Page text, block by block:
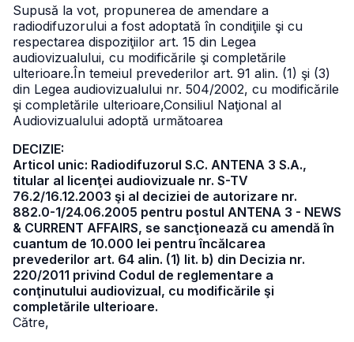
Supusă la vot, propunerea de amendare a
radiodifuzorului a fost adoptată în condiţiile şi cu
respectarea dispoziţiilor art. 15 din Legea
audiovizualului, cu modificările şi completările
ulterioare.În temeiul prevederilor art. 91 alin. (1) şi (3)
din Legea audiovizualului nr. 504/2002, cu modificările
şi completările ulterioare,Consiliul Naţional al
Audiovizualului adoptă următoarea
DECIZIE:
Articol unic: Radiodifuzorul S.C. ANTENA 3 S.A.,
titular al licenţei audiovizuale nr. S-TV
76.2/16.12.2003 şi al deciziei de autorizare nr.
882.0-1/24.06.2005 pentru postul ANTENA 3 - NEWS
& CURRENT AFFAIRS, se sancţionează cu amendă în
cuantum de 10.000 lei pentru încălcarea
prevederilor art. 64 alin. (1) lit. b) din Decizia nr.
220/2011 privind Codul de reglementare a
conţinutului audiovizual, cu modificările şi
completările ulterioare.
Către,